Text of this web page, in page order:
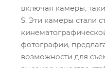
включая камеры,
S. Эти камеры стали
фотографии,
возможности для